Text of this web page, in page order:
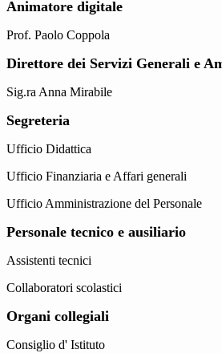
Animatore digitale
Prof. Paolo Coppola
Direttore dei Servizi Generali e
Sig.ra Anna Mirabile
Segreteria
Ufficio Didattica
Ufficio Finanziaria e Affari generali
Ufficio Amministrazione del Personale
Personale tecnico e ausiliario
Assistenti tecnici
Collaboratori scolastici
Organi collegiali
Consiglio d' Istituto